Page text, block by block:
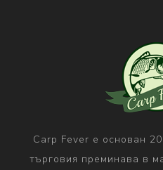
Carp Fever е основан
търговия преминава в